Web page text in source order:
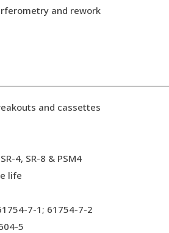
and rework
and cassettes
4, SR-8 & PSM4
life
7-1; 61754-7-2
5